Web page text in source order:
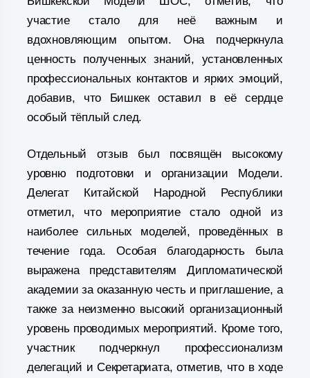
участие стало для неё важным и
вдохновляющим опытом. Она подчеркнула
ценность полученных знаний, установленных
профессиональных контактов и ярких эмоций,
добавив, что Бишкек оставил в её сердце
особый тёплый след.
Отдельный отзыв был посвящён высокому
уровню подготовки и организации Модели.
Делегат Китайской Народной Республики
отметил, что мероприятие стало одной из
наиболее сильных моделей, проведённых в
течение года. Особая благодарность была
выражена представителям Дипломатической
академии за оказанную честь и приглашение, а
также за неизменно высокий организационный
уровень проводимых мероприятий. Кроме того,
участник подчеркнул профессионализм
делегаций и Секретариата, отметив, что в ходе